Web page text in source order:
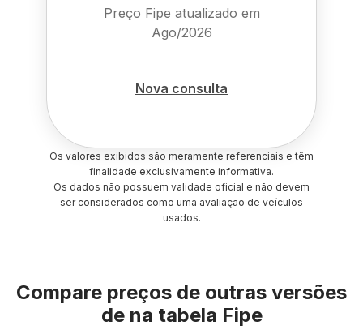
Preço Fipe atualizado em
Ago/2026
Nova consulta
Os valores exibidos são meramente referenciais e têm
finalidade exclusivamente informativa.
Os dados não possuem validade oficial e não devem
ser considerados como uma avaliação de veículos
usados.
Compare preços de outras versões
de na tabela Fipe